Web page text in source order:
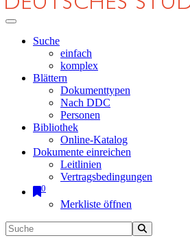
Suche
einfach
komplex
Blättern
Dokumenttypen
Nach DDC
Personen
Bibliothek
Online-Katalog
Dokumente einreichen
Leitlinien
Vertragsbedingungen
0
Merkliste öffnen